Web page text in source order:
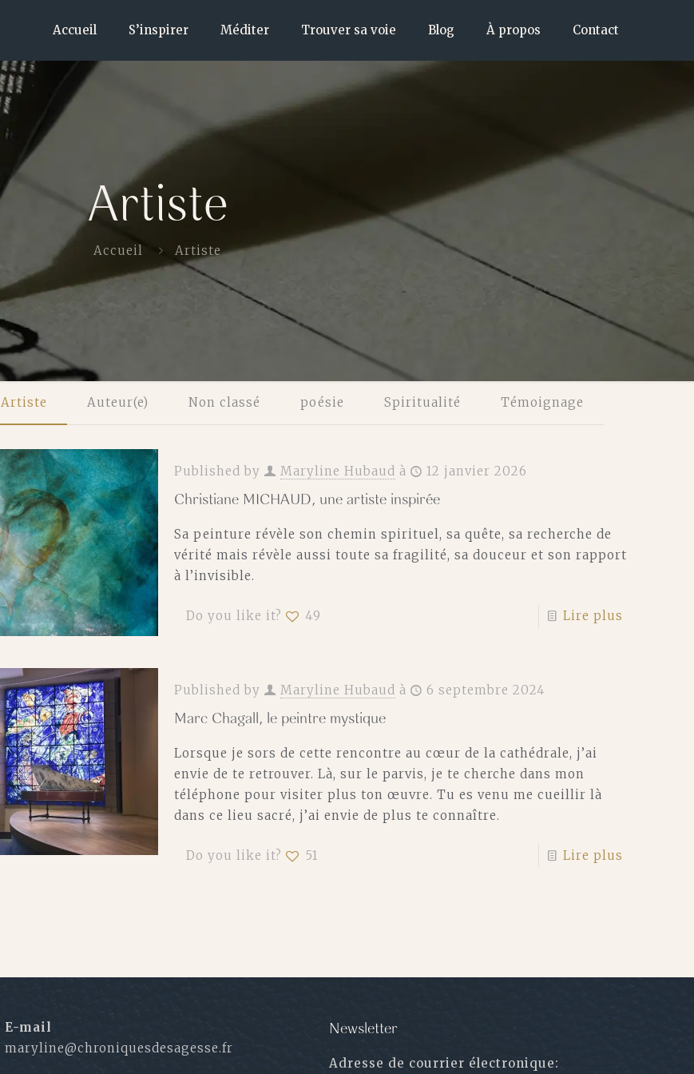
Accueil S’inspirer Méditer Trouver sa voie Blog À propos Contact
Artiste
Accueil Artiste
Artiste Auteur(e) Non classé poésie Spiritualité Témoignage
Published by Maryline Hubaud à 12 janvier 2026
Christiane MICHAUD, une artiste inspirée
Sa peinture révèle son chemin spirituel, sa quête, sa recherche de
vérité mais révèle aussi toute sa fragilité, sa douceur et son rapport
à l’invisible.
Do you like it? 49 Lire plus
Published by Maryline Hubaud à 6 septembre 2024
Marc Chagall, le peintre mystique
Lorsque je sors de cette rencontre au cœur de la cathédrale, j’ai
envie de te retrouver. Là, sur le parvis, je te cherche dans mon
téléphone pour visiter plus ton œuvre. Tu es venu me cueillir là
dans ce lieu sacré, j’ai envie de plus te connaître.
Do you like it? 51 Lire plus
E-mail
maryline@chroniquesdesagesse.fr
Newsletter
Adresse de courrier électronique: